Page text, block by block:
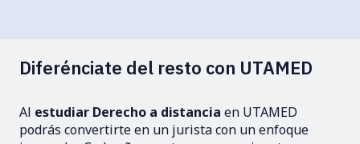
Diferénciate del resto con UTAMED
Al estudiar Derecho a distancia en UTAMED
podrás convertirte en un jurista con un enfoque